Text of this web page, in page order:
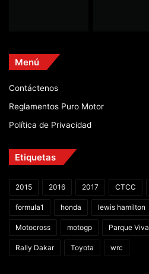
Menú
Contáctenos
Reglamentos Puro Motor
Política de Privacidad
Etiquetas
2015 2016 2017 CTCC
formula1 honda lewis hamilton
Motocross motogp Parque Viva
Rally Dakar Toyota wrc